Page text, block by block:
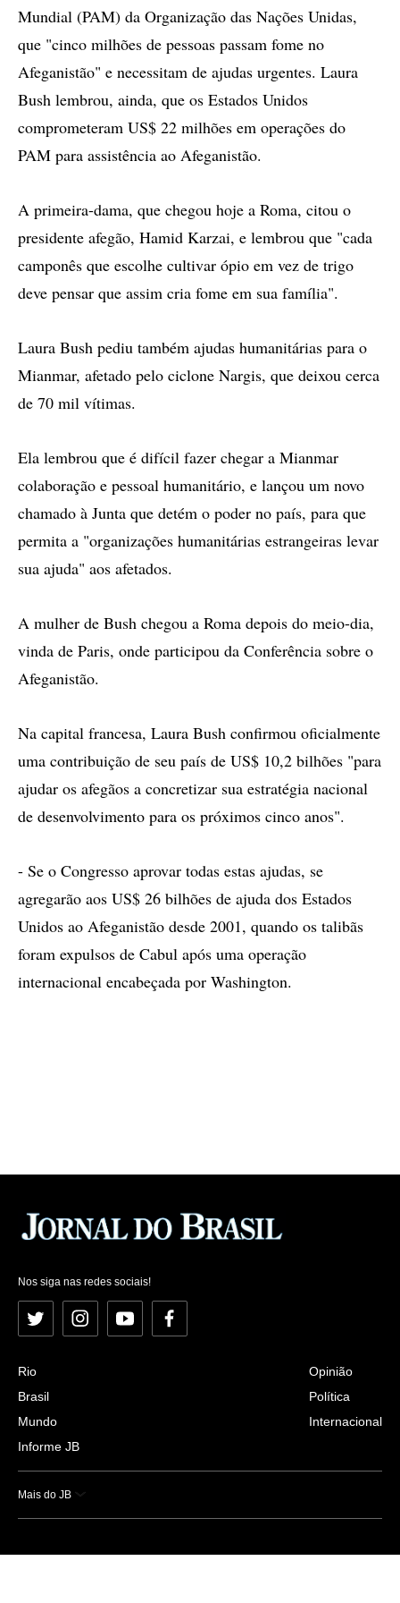
Mundial (PAM) da Organização das Nações Unidas,
que "cinco milhões de pessoas passam fome no
Afeganistão" e necessitam de ajudas urgentes. Laura
Bush lembrou, ainda, que os Estados Unidos
comprometeram US$ 22 milhões em operações do
PAM para assistência ao Afeganistão.
A primeira-dama, que chegou hoje a Roma, citou o
presidente afegão, Hamid Karzai, e lembrou que "cada
camponês que escolhe cultivar ópio em vez de trigo
deve pensar que assim cria fome em sua família".
Laura Bush pediu também ajudas humanitárias para o
Mianmar, afetado pelo ciclone Nargis, que deixou cerca
de 70 mil vítimas.
Ela lembrou que é difícil fazer chegar a Mianmar
colaboração e pessoal humanitário, e lançou um novo
chamado à Junta que detém o poder no país, para que
permita a "organizações humanitárias estrangeiras levar
sua ajuda" aos afetados.
A mulher de Bush chegou a Roma depois do meio-dia,
vinda de Paris, onde participou da Conferência sobre o
Afeganistão.
Na capital francesa, Laura Bush confirmou oficialmente
uma contribuição de seu país de US$ 10,2 bilhões "para
ajudar os afegãos a concretizar sua estratégia nacional
de desenvolvimento para os próximos cinco anos".
- Se o Congresso aprovar todas estas ajudas, se
agregarão aos US$ 26 bilhões de ajuda dos Estados
Unidos ao Afeganistão desde 2001, quando os talibãs
foram expulsos de Cabul após uma operação
internacional encabeçada por Washington.
Nos siga nas redes sociais!
Twitter InstagramYouTubeFacebook
Rio
Brasil
Mundo
Informe JB
Opinião
Política
Internacional
Mais do JB
Esportes